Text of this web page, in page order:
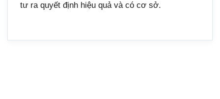
tư ra quyết định hiệu quả và có cơ sở.